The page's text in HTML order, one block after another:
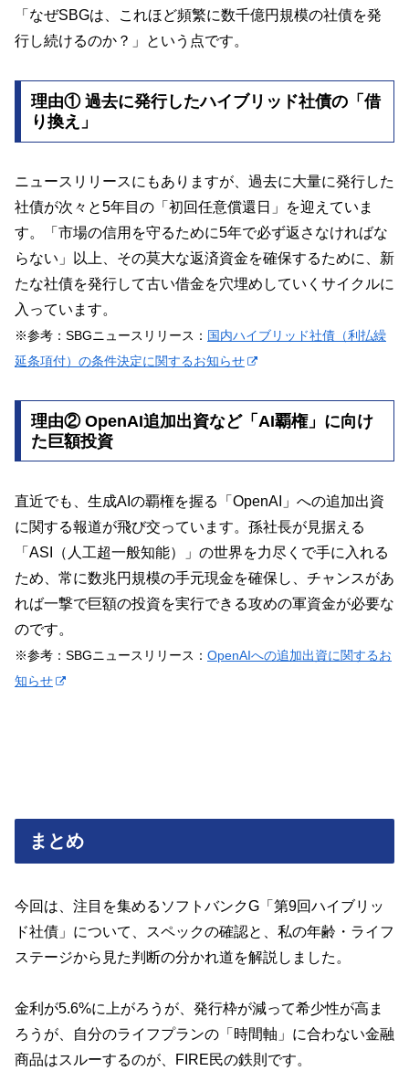
「なぜSBGは、これほど頻繁に数千億円規模の社債を発
行し続けるのか？」という点です。
理由① 過去に発行したハイブリッド社債の「借
り換え」
ニュースリリースにもありますが、過去に大量に発行した
社債が次々と5年目の「初回任意償還日」を迎えていま
す。「市場の信用を守るために5年で必ず返さなければな
らない」以上、その莫大な返済資金を確保するために、新
たな社債を発行して古い借金を穴埋めしていくサイクルに
入っています。
※参考 ： SBGニュースリリース： 国内ハイブリッド社債（利払繰
延条項付）の条件決定に関するお知らせ
理由② OpenAI追加出資など「AI覇権」に向け
た巨額投資
直近でも、生成AIの覇権を握る「OpenAI」への追加出資
に関する報道が飛び交っています。孫社長が見据える
「ASI（人工超一般知能）」の世界を力尽くで手に入れる
ため、常に数兆円規模の手元現金を確保し、チャンスがあ
れば一撃で巨額の投資を実行できる攻めの軍資金が必要な
のです。
※参考：SBGニュースリリース： OpenAIへの追加出資に関するお
知らせ
まとめ
今回は、注目を集めるソフトバンクG「第9回ハイブリッ
ド社債」について、スペックの確認と、私の年齢・ライフ
ステージから見た判断の分かれ道を解説しました。
金利が5.6%に上がろうが、発行枠が減って希少性が高ま
ろうが、自分のライフプランの「時間軸」に合わない金融
商品はスルーするのが、FIRE民の鉄則です。